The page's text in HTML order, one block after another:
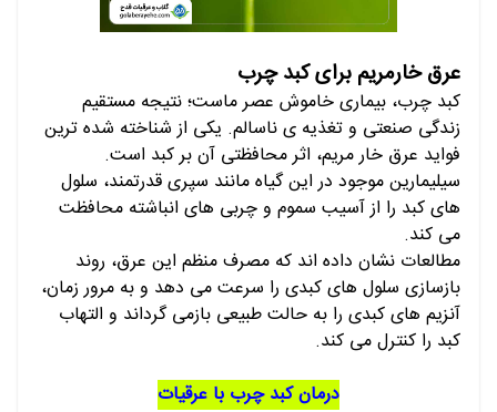
عرق خارمریم برای کبد چرب
کبد چرب، بیماری خاموش عصر ماست؛ نتیجه مستقیم
زندگی صنعتی و تغذیه ی ناسالم. یکی از شناخته شده ترین
فواید عرق خار مریم، اثر محافظتی آن بر کبد است.
سیلیمارین موجود در این گیاه مانند سپری قدرتمند، سلول
های کبد را از آسیب سموم و چربی های انباشته محافظت
می کند.
مطالعات نشان داده اند که مصرف منظم این عرق، روند
بازسازی سلول های کبدی را سرعت می دهد و به مرور زمان،
آنزیم های کبدی را به حالت طبیعی بازمی گرداند و التهاب
کبد را کنترل می کند.
درمان کبد چرب با عرقیات